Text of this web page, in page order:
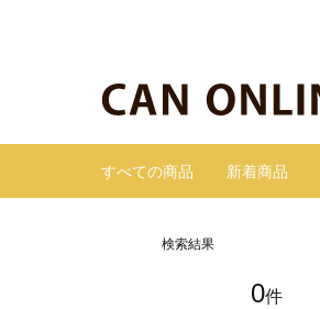
すべての商品 新着商品
検索結果
0件